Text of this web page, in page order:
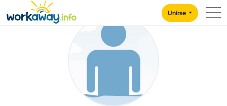
CONTENT
MAIN NAVIGATION
Unirse